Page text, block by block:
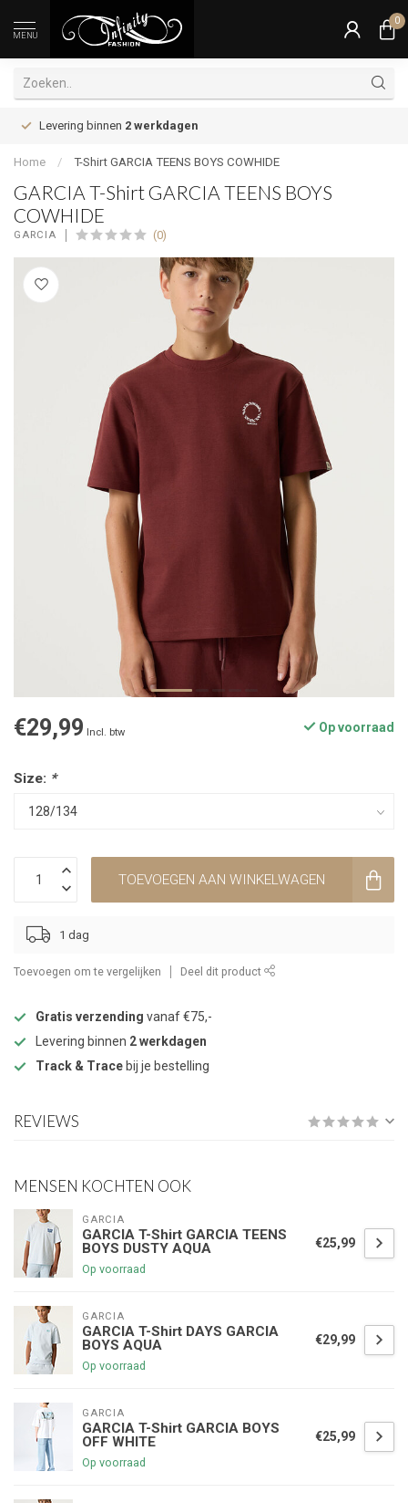
MENU
0
Levering binnen 2 werkdagen
Home / T-Shirt GARCIA TEENS BOYS COWHIDE
GARCIA T-Shirt GARCIA TEENS BOYS
COWHIDE
GARCIA (0)
€29,99 Incl. btw Op voorraad
Size: *
TOEVOEGEN AAN WINKELWAGEN
1 dag
Toevoegen om te vergelijken Deel dit product
Gratis verzending vanaf €75,-
Levering binnen 2 werkdagen
Track & Trace bij je bestelling
REVIEWS
MENSEN KOCHTEN OOK
GARCIA
GARCIA T-Shirt GARCIA TEENS
BOYS DUSTY AQUA
Op voorraad
€25,99
GARCIA
GARCIA T-Shirt DAYS GARCIA
BOYS AQUA
Op voorraad
€29,99
GARCIA
GARCIA T-Shirt GARCIA BOYS
OFF WHITE
Op voorraad
€25,99